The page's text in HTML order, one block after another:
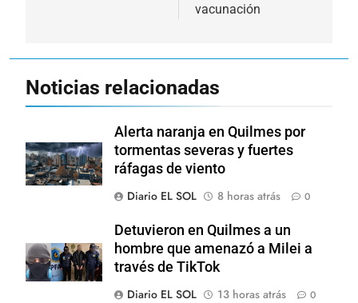
vacunación
Noticias relacionadas
Alerta naranja en Quilmes por
tormentas severas y fuertes
ráfagas de viento
Diario EL SOL
8 horas atrás 0
Detuvieron en Quilmes a un
hombre que amenazó a Milei a
través de TikTok
Diario EL SOL
13 horas atrás 0